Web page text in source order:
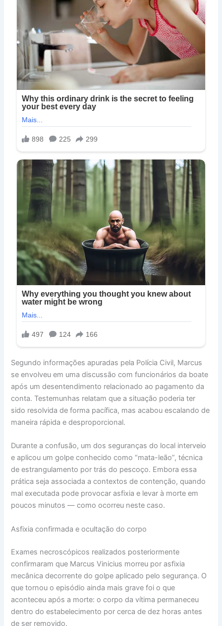
Segundo informações apuradas pela Polícia Civil, Marcus
se envolveu em uma discussão com funcionários da boate
após um desentendimento relacionado ao pagamento da
conta. Testemunhas relatam que a situação poderia ter
sido resolvida de forma pacífica, mas acabou escalando de
maneira rápida e desproporcional.
Durante a confusão, um dos seguranças do local interveio
e aplicou um golpe conhecido como “mata-leão”, técnica
de estrangulamento por trás do pescoço. Embora essa
prática seja associada a contextos de contenção, quando
mal executada pode provocar asfixia e levar à morte em
poucos minutos — como ocorreu neste caso.
Asfixia confirmada e ocultação do corpo
Exames necroscópicos realizados posteriormente
confirmaram que Marcus Vinicius morreu por asfixia
mecânica decorrente do golpe aplicado pelo segurança. O
que tornou o episódio ainda mais grave foi o que
aconteceu após a morte: o corpo da vítima permaneceu
dentro do estabelecimento por cerca de dez horas antes
de ser removido.